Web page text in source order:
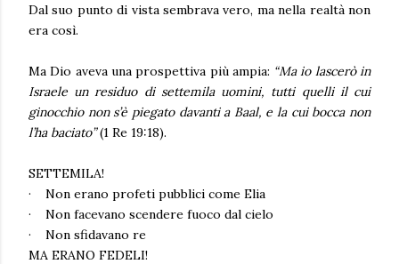
Dal suo punto di vista sembrava vero, ma nella realtà non
era così.
Ma Dio aveva una prospettiva più ampia: “Ma io lascerò in
Israele un residuo di settemila uomini, tutti quelli il cui
ginocchio non s’è piegato davanti a Baal, e la cui bocca non
l’ha baciato”(1 Re 19:18).
SETTEMILA!
·
Non erano profeti pubblici come Elia
·
Non facevano scendere fuoco dal cielo
·
Non sfidavano re
MA ERANO FEDELI!